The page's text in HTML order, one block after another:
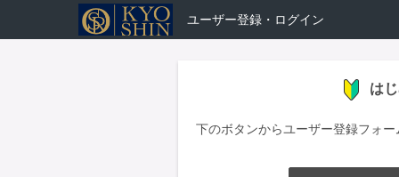
ユーザー登録・ログイン
は
下のボタンからユーザー登録フォ